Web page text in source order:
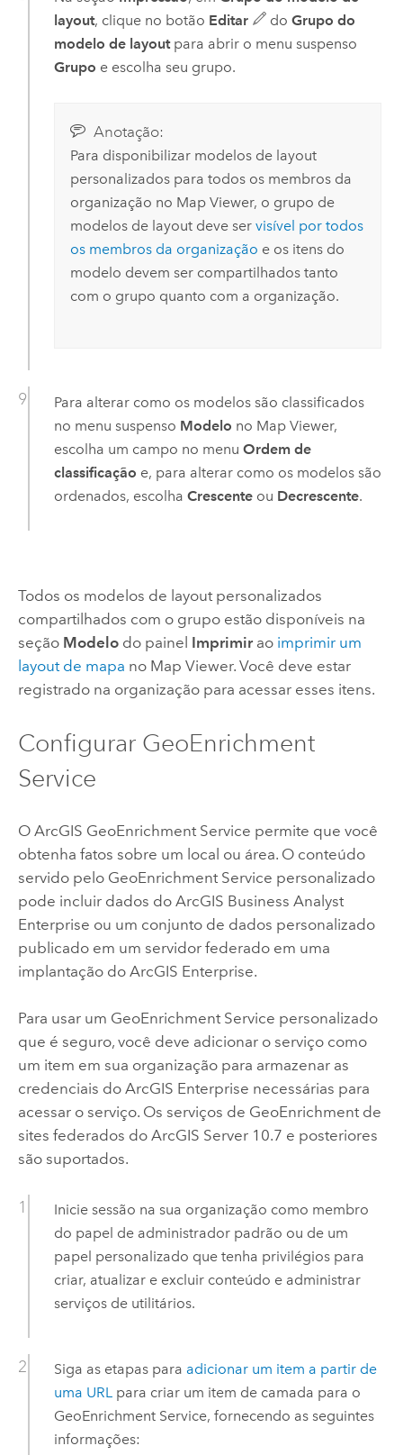
layout, clique no botão Editar do Grupo do
modelo de layoutpara abrir o menu suspenso
Grupo e escolha seu grupo.
Anotação:
Para disponibilizar modelos de layout
personalizados para todos os membros da
organização no Map Viewer, o grupo de
modelos de layout deve ser visível por todos
os membros da organização e os itens do
modelo devem ser compartilhados tanto
com o grupo quanto com a organização.
Para alterar como os modelos são classificados
no menu suspenso Modelo no Map Viewer,
escolha um campo no menu Ordem de
classificação e, para alterar como os modelos são
ordenados, escolha Crescenteou Decrescente.
Todos os modelos de layout personalizados
compartilhados com o grupo estão disponíveis na
seção Modelodo painel Imprimirao imprimir um
layout de mapa no Map Viewer. Você deve estar
registrado na organização para acessar esses itens.
Configurar GeoEnrichment
Service
O ArcGIS GeoEnrichment Service permite que você
obtenha fatos sobre um local ou área. O conteúdo
servido pelo GeoEnrichment Service personalizado
pode incluir dados do ArcGIS Business Analyst
Enterprise ou um conjunto de dados personalizado
publicado em um servidor federado em uma
implantação do ArcGIS Enterprise.
Para usar um GeoEnrichment Service personalizado
que é seguro, você deve adicionar o serviço como
um item em sua organização para armazenar as
credenciais do ArcGIS Enterprise necessárias para
acessar o serviço. Os serviços de GeoEnrichmentde
sites federados do ArcGIS Server10.7 e posteriores
são suportados.
Inicie sessão na sua organização como membro
do papel de administrador padrão ou de um
papel personalizado que tenha privilégios para
criar, atualizar e excluir conteúdo e administrar
serviços de utilitários.
Siga as etapas para adicionar um item a partir de
uma URLpara criar um item de camada para o
GeoEnrichment Service, fornecendo as seguintes
informações: